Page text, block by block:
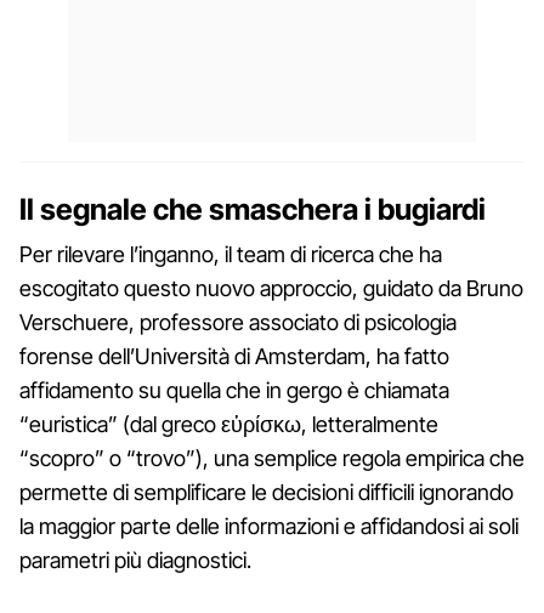
Il segnale che smaschera i bugiardi
Per rilevare l’inganno, il team di ricerca che ha
escogitato questo nuovo approccio, guidato da Bruno
Verschuere, professore associato di psicologia
forense dell’Università di Amsterdam, ha fatto
affidamento su quella che in gergo è chiamata
“euristica” (dal greco εὑρίσκω, letteralmente
“scopro” o “trovo”), una semplice regola empirica che
permette di semplificare le decisioni difficili ignorando
la maggior parte delle informazioni e affidandosi ai soli
parametri più diagnostici.